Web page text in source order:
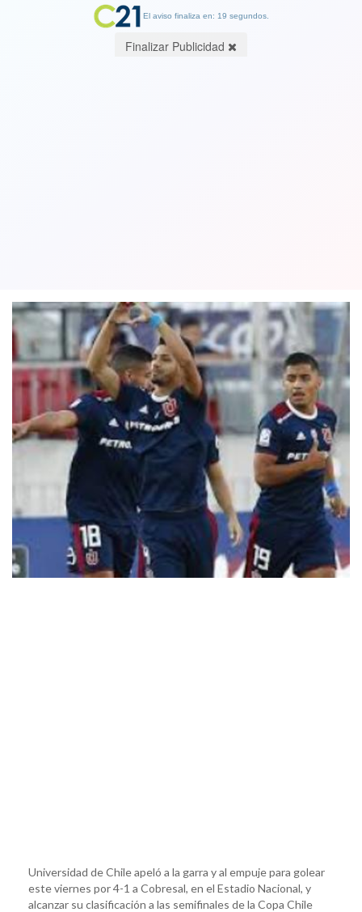
Universidad de Chile apeló a la garra y al empuje para golear
este viernes por 4-1 a Cobresal, en el Estadio Nacional, y
alcanzar su clasificación a las semifinales de la Copa Chile
El aviso finaliza en: 19 segundos.
Finalizar Publicidad